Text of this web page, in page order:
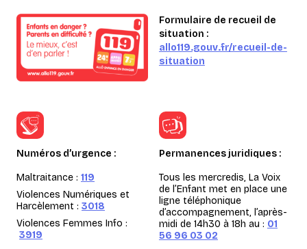
Formulaire de recueil de
situation :
allo119.gouv.fr/recueil-de-
situation
Numéros d’urgence :
Maltraitance : 119
Violences Numériques et
Harcèlement : 3018
Violences Femmes Info :
3919
Permanences juridiques :
Tous les mercredis, La Voix
de l’Enfant met en place une
ligne téléphonique
d’accompagnement, l’après-
midi de 14h30 à 18h au : 01
56 96 03 02